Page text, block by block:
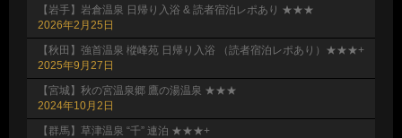
【岩手】岩倉温泉 日帰り入浴 & 読者宿泊レポあり ★★★
2026年2月25日
【秋田】強首温泉 樅峰苑 日帰り入浴 （読者宿泊レポあり）★★★+
2025年9月27日
【宮城】秋の宮温泉郷 鷹の湯温泉 ★★★
2024年10月2日
【群馬】草津温泉 “千” 連泊 ★★★+